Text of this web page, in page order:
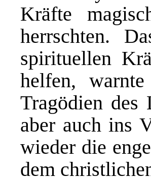
Kräfte
herrschten.
spirituellen
helfen,
Tragödien des
aber auch ins
wieder die
dem